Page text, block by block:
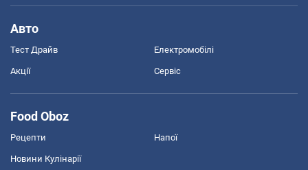
Авто
Тест Драйв Електромобілі
Акції Сервіс
Food Oboz
Рецепти Напої
Новини Кулінарії